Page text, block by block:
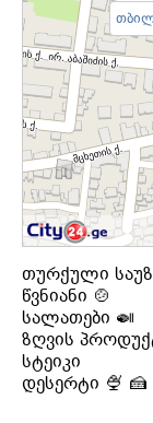
თურქული
წვნიანი 🍲
სალათები 🍛
ზღვის
სტეიკი
დესერტი 🍨 🍰